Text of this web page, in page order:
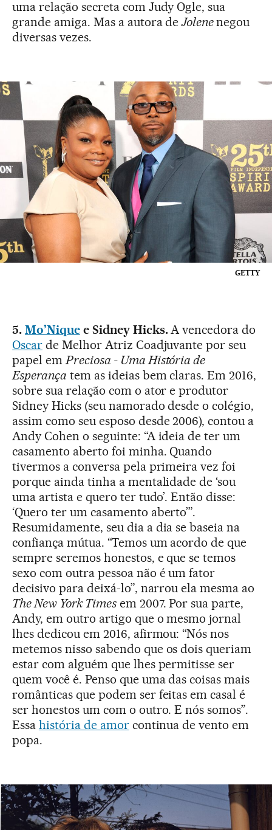
uma relação secreta com Judy Ogle, sua
grande amiga. Mas a autora deJolenenegou
diversas vezes.
GETTY
5. Mo’Niquee Sidney Hicks.A vencedora do
Oscarde Melhor Atriz Coadjuvante por seu
papel emPreciosa - Uma História de
Esperança tem as ideias bem claras. Em 2016,
sobre sua relação com o ator e produtor
Sidney Hicks (seu namorado desde o colégio,
assim como seu esposo desde 2006), contou a
Andy Cohen o seguinte: “A ideia de ter um
casamento aberto foi minha. Quando
tivermos a conversa pela primeira vez foi
porque ainda tinha a mentalidade de ‘sou
uma artista e quero ter tudo’. Então disse:
‘Quero ter um casamento aberto’”.
Resumidamente, seu dia a dia se baseia na
confiança mútua. “Temos um acordo de que
sempre seremos honestos, e que se temos
sexo com outra pessoa não é um fator
decisivo para deixá-lo”, narrou ela mesma ao
The New York Timesem 2007. Por sua parte,
Andy, em outro artigo que o mesmo jornal
lhes dedicou em 2016, afirmou: “Nós nos
metemos nisso sabendo que os dois queriam
estar com alguém que lhes permitisse ser
quem você é. Penso que uma das coisas mais
românticas que podem ser feitas em casal é
ser honestos um com o outro. E nós somos”.
Essa história de amorcontinua de vento em
popa.